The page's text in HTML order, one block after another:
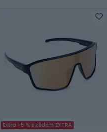
Extra -5 % s kódom EXTRA